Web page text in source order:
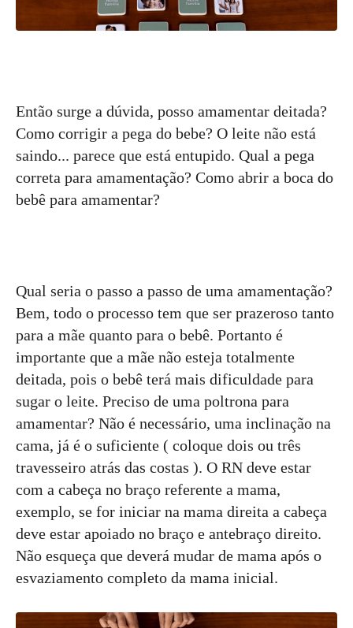
Então surge a dúvida, posso amamentar deitada?
Como corrigir a pega do bebe? O leite não está
saindo... parece que está entupido. Qual a pega
correta para amamentação? Como abrir a boca do
bebê para amamentar?
Qual seria o passo a passo de uma amamentação?
Bem, todo o processo tem que ser prazeroso tanto
para a mãe quanto para o bebê. Portanto é
importante que a mãe não esteja totalmente
deitada, pois o bebê terá mais dificuldade para
sugar o leite. Preciso de uma poltrona para
amamentar? Não é necessário, uma inclinação na
cama, já é o suficiente ( coloque dois ou três
travesseiro atrás das costas ). O RN deve estar
com a cabeça no braço referente a mama,
exemplo, se for iniciar na mama direita a cabeça
deve estar apoiado no braço e antebraço direito.
Não esqueça que deverá mudar de mama após o
esvaziamento completo da mama inicial.